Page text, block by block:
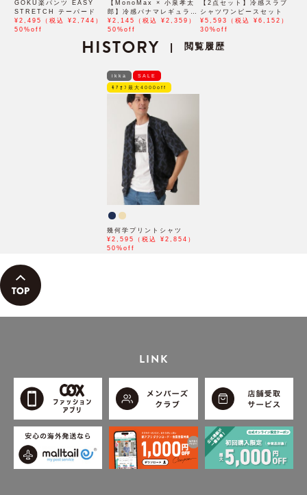
GOKU楽パンツ EASY
STRETCH テーパード
¥2,495（税込 ¥2,744）
50%off
【MonoMax × 小泉孝太
郎】冷感パナマレギュラー
カラー半袖シャツ「小泉孝
太郎さん着用モデル」
¥2,145（税込 ¥2,359）
50%off
【2点セット】冷感スラブ
シャツワンピースセット
¥5,593（税込 ¥6,152）
30%off
HISTORY | 閲覧履歴
ikka SALE
ﾓｱｵﾌ最大4000off
幾何学プリントシャツ
¥2,595（税込 ¥2,854）
50%off
LINK